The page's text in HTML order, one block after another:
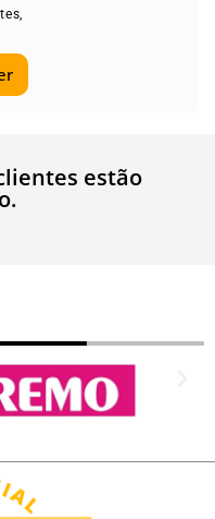
,
estão